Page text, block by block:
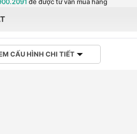
CẤU HÌNH CHI TIẾT